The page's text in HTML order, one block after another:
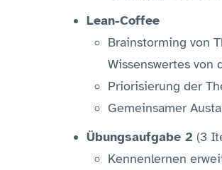
Lean-Coffee
Brainstorming von
Wissenswertes von
Priorisierung der
Gemeinsamer
Übungsaufgabe 2 (3
Kennenlernen